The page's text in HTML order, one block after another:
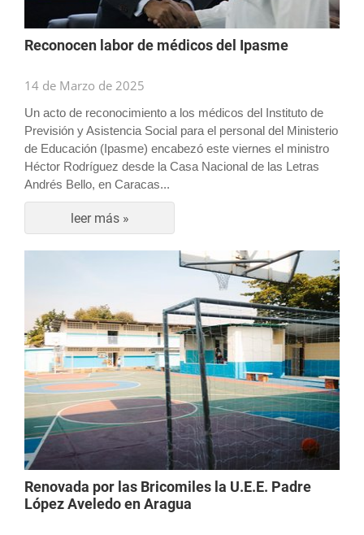
Reconocen labor de médicos del Ipasme
14 de Marzo de 2025
Un acto de reconocimiento a los médicos del Instituto de
Previsión y Asistencia Social para el personal del Ministerio
de Educación (Ipasme) encabezó este viernes el ministro
Héctor Rodríguez desde la Casa Nacional de las Letras
Andrés Bello, en Caracas...
leer más »
Renovada por las Bricomiles la U.E.E. Padre
López Aveledo en Aragua